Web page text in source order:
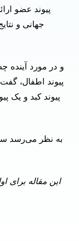
پیوند عضو
جهانی و
و در مورد آینده
پیوند اطفال،
پیوند کبد و یک
این مقاله برای